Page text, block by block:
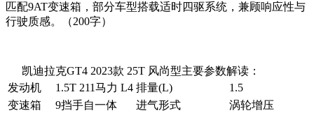
匹配9AT变速箱，部分车型搭载适时四驱系统，兼顾响应性与
行驶质感。（200字）
凯迪拉克GT4 2023款 25T 风尚型主要参数解读：
发动机
1.5T 211马力 L4 排量(L)
1.5
变速箱
9挡手自一体 进气形式
涡轮增压